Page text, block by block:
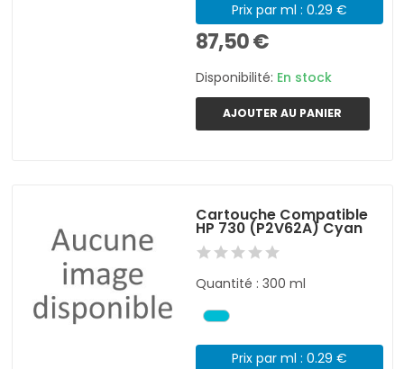
Prix par ml : 0.29 €
87,50 €
Disponibilité: En stock
AJOUTER AU PANIER
Cartouche Compatible
HP 730 (P2V62A) Cyan
Quantité : 300 ml
Prix par ml : 0.29 €